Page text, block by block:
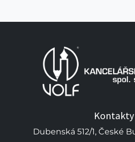
Kontakty
Dubenská 512/1, České